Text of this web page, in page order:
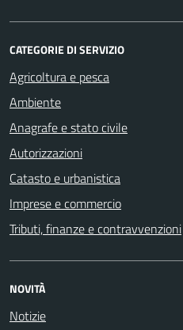
CATEGORIE DI SERVIZIO
Agricoltura e pesca
Ambiente
Anagrafe e stato civile
Autorizzazioni
Catasto e urbanistica
Imprese e commercio
Tributi, finanze e contravvenzioni
NOVITÀ
Notizie